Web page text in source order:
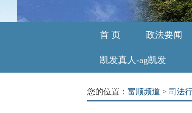
首 页 政法要闻
凯发真人-ag凯发
您的位置： 富顺频道 > 司法